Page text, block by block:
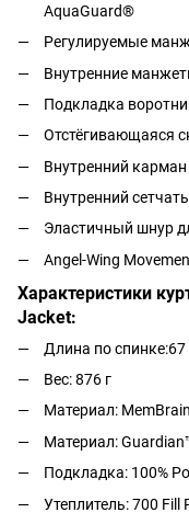
AquaGuard®
Регулируемые
Внутренние
Подкладка
Отстёгивающаяся
Внутренний
Внутренний
Эластичный шнур
Angel-Wing
Характеристики
Jacket:
Длина по
Вес: 876 г
Материал:
Материал:
Подкладка: 100%
Утеплитель: 700 Fill